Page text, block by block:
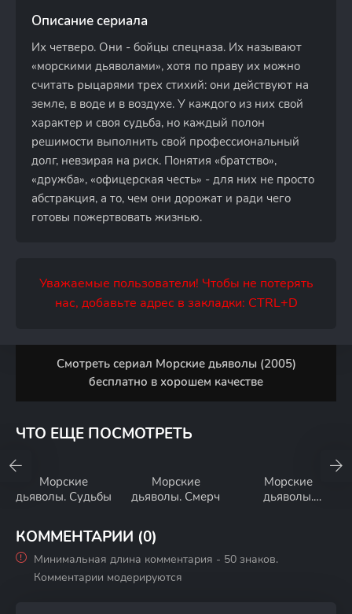
Описание сериала
Их четверо. Они - бойцы спецназа. Их называют
«морскими дьяволами», хотя по праву их можно
считать рыцарями трех стихий: они действуют на
земле, в воде и в воздухе. У каждого из них свой
характер и своя судьба, но каждый полон
решимости выполнить свой профессиональный
долг, невзирая на риск. Понятия «братство»,
«дружба», «офицерская честь» - для них не просто
абстракция, а то, чем они дорожат и ради чего
готовы пожертвовать жизнью.
Уважаемые пользователи! Чтобы не потерять
нас, добавьте адрес в закладки: CTRL+D
Смотреть сериал Морские дьяволы (2005)
бесплатно в хорошем качестве
ЧТО ЕЩЕ ПОСМОТРЕТЬ
Морские
дьяволы. Судьбы
Морские
дьяволы. Смерч
Морские
дьяволы.
КОММЕНТАРИИ (0)
Минимальная длина комментария - 50 знаков.
Комментарии модерируются